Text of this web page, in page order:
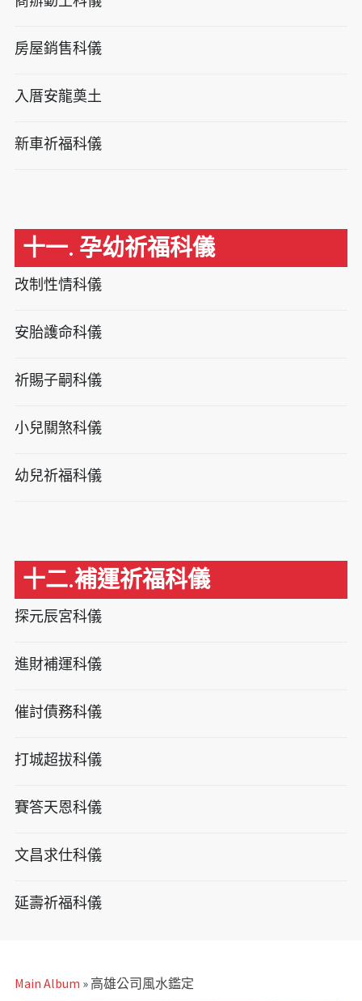
房屋銷售科儀
入厝安龍奠土
新車祈福科儀
十一. 孕幼祈福科儀
改制性情科儀
安胎護命科儀
祈賜子嗣科儀
小兒關煞科儀
幼兒祈福科儀
十二.補運祈福科儀
探元辰宮科儀
進財補運科儀
催討債務科儀
打城超拔科儀
賽答天恩科儀
文昌求仕科儀
延壽祈福科儀
Main Album » 高雄公司風水鑑定